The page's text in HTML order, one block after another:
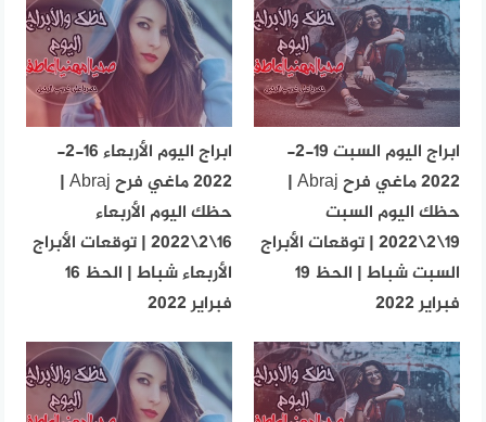
ابراج اليوم السبت 19-2-
2022 ماغي فرح Abraj |
حظك اليوم السبت
19\2\2022 | توقعات الأبراج
السبت شباط | الحظ 19
فبراير 2022
ابراج اليوم الأربعاء 16-2-
2022 ماغي فرح Abraj |
حظك اليوم الأربعاء
16\2\2022 | توقعات الأبراج
الأربعاء شباط | الحظ 16
فبراير 2022